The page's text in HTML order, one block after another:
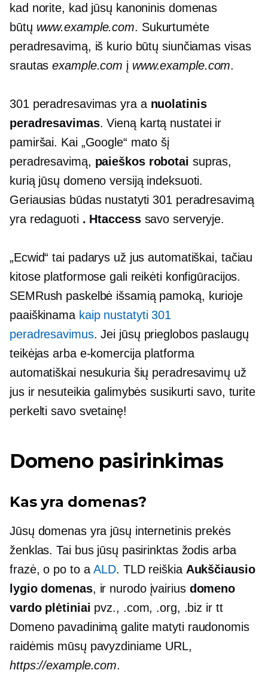
kad norite, kad jūsų kanoninis domenas
būtų www.example.com. Sukurtumėte
peradresavimą, iš kurio būtų siunčiamas visas
srautasexample.com į www.example.com.
301 peradresavimas yra a nuolatinis
peradresavimas. Vieną kartą nustatei ir
pamiršai. Kai „Google“ mato šį
peradresavimą, paieškos robotai supras,
kurią jūsų domeno versiją indeksuoti.
Geriausias būdas nustatyti 301 peradresavimą
yra redaguoti . Htaccesssavo serveryje.
„Ecwid“ tai padarys už jus automatiškai, tačiau
kitose platformose gali reikėti konfigūracijos.
SEMRush paskelbė išsamią pamoką, kurioje
paaiškinama kaip nustatyti 301
peradresavimus. Jei jūsų prieglobos paslaugų
teikėjas arba e-komercijaplatforma
automatiškai nesukuria šių peradresavimų už
jus ir nesuteikia galimybės susikurti savo, turite
perkelti savo svetainę!
Domeno pasirinkimas
Kas yra domenas?
Jūsų domenas yra jūsų internetinis prekės
ženklas. Tai bus jūsų pasirinktas žodis arba
frazė, o po to aALD. TLD reiškia Aukščiausio
lygio domenas, ir nurodo įvairius domeno
vardo plėtiniai pvz., .com, .org, .biz ir tt
Domeno pavadinimą galite matyti raudonomis
raidėmis mūsų pavyzdiniame URL,
https://example.com.